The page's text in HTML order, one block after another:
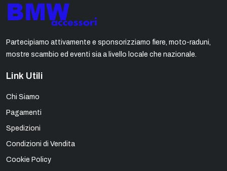
Partecipiamo attivamente e sponsorizziamo fiere, moto-raduni,
mostre scambio ed eventi sia a livello locale che nazionale.
Link Utili
Chi Siamo
Pagamenti
Spedizioni
Condizioni di Vendita
Cookie Policy